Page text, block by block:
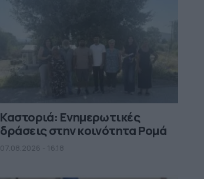
Καστοριά: Ενημερωτικές
δράσεις στην κοινότητα Ρομά
07.08.2026 - 16.18